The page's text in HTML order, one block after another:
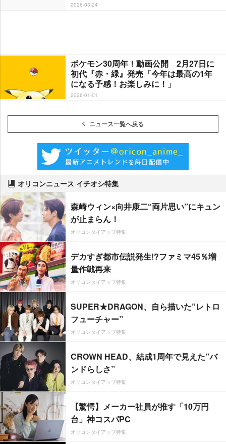
2026-03-24
ポケモン30周年！動画公開 2月27日に
初代『赤・緑』発売「今年は最高の1年
になる予感！お楽しみに！」
2026-01-01
ニュース一覧へ戻る
オリコンニュース イチオシ特集
森崎ウィン×向井康二“両片思い”にキュン
が止まらん！
オリコンタイアップ特集
デカすぎ都市伝説発生!?ファミマ45％増
量作戦再来
オリコンタイアップ特集
SUPER★DRAGON、自ら描いた”レトロ
フューチャー”
オリコンタイアップ特集
CROWN HEAD、結成1周年で見えた”バ
ンドらしさ”
オリコンタイアップ特集
【驚愕】メーカー社員が推す「10万円
台」神コスパPC
オリコンタイアップ特集